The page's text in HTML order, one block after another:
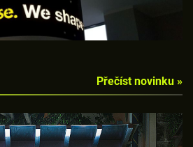
Přečíst novinku »